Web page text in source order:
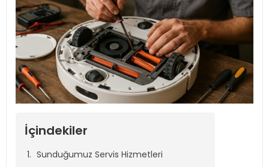
İçindekiler
Sunduğumuz Servis Hizmetleri